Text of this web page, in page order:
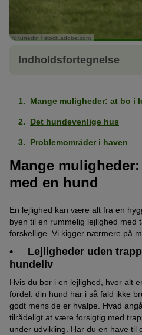
© tunedin / stock.adobe.com
Indholdsfortegnelse
Mange muligheder: at bo i
Det hundevenlige hus
Problemområder i haven
Mange
med en hund
En lejlighed kan være alt fra en
byen til en rummelig lejlighed med
forskellige. Vi kigger nærmere på
• Lejligheder uden
hundeliv
Hvis du bor i en lejlighed, hvor alt
fordel: din hund har i så fald ikke
godt mens de er hvalpe. Hvad
tilrådeligt at være forsigtig med
under udvikling. Har du en have